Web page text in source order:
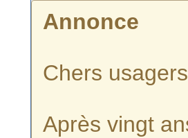
Annonce
Chers
Après vingt